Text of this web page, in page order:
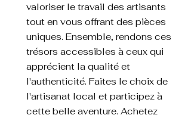
valoriser le travail des artisants
tout en vous offrant des pièces
uniques. Ensemble, rendons ces
trésors accessibles à ceux qui
apprécient la qualité et
l'authenticité. Faites le choix de
l'artisanat local et participez à
cette belle aventure. Achetez